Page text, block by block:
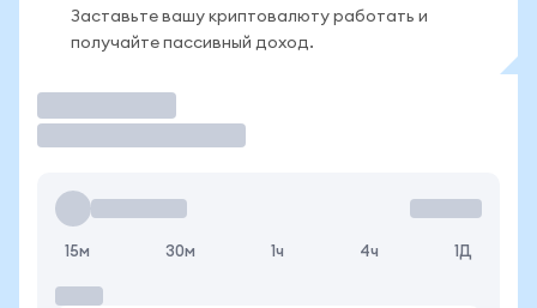
Заставьте вашу криптовалюту работать и
получайте пассивный доход.
15м 30м 1ч 4ч 1Д